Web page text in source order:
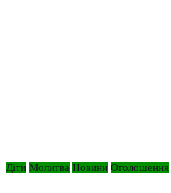
Діти Молитва Новини Оголошення